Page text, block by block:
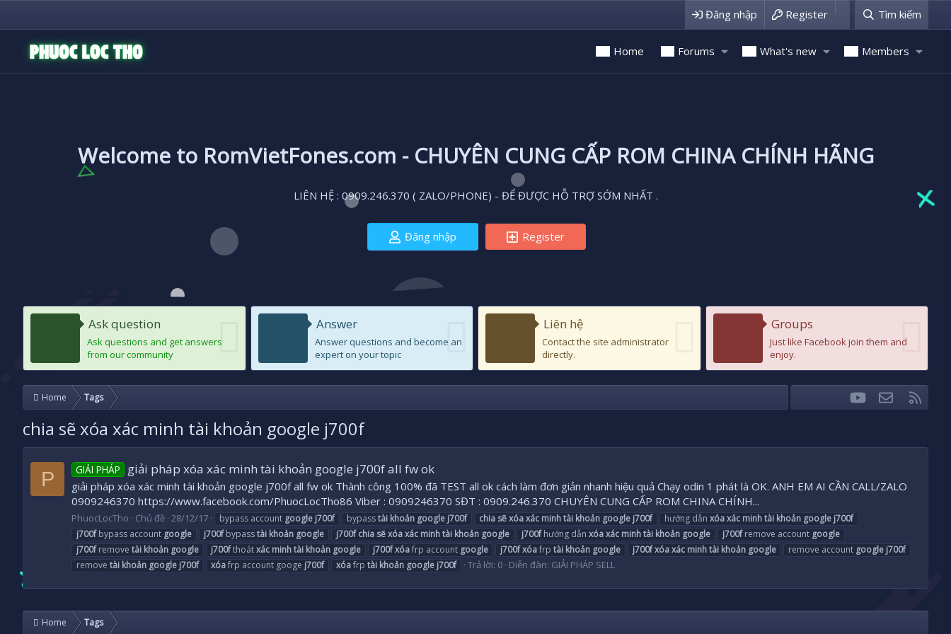
Đăng nhập Register Tìm kiếm
Home Forums What's new Members
Welcome to RomVietFones.com - CHUYÊN CUNG CẤP ROM CHINA CHÍNH HÃNG
LIÊN HỆ : 0909.246.370 ( ZALO/PHONE) - ĐỂ ĐƯỢC HỖ TRỢ SỚM NHẤT .
Đăng nhập Register
Ask question
Ask questions and get answers
from our community
Answer
Answer questions and become an
expert on your topic
Liên hệ
Contact the site administrator
directly.
Groups
Just like Facebook join them and
enjoy.
Home Tags FacebookTwitteryoutubeLiên hệ
chia sẽ xóa xác minh tài khoản google j700f
P GIẢI PHÁP giải pháp xóa xác minh tài khoản google j700f all fw ok
giải pháp xóa xác minh tài khoản google j700f all fw ok Thành công 100% đã TEST all ok cách làm đơn giản nhanh hiệu quả Chạy odin 1 phát là OK. ANH EM AI CẦN CALL/ZALO
0909246370 https://www.facebook.com/PhuocLocTho86 Viber : 0909246370 SĐT : 0909.246.370 CHUYÊN CUNG CẤP ROM CHINA CHÍNH...
PhuocLocTho Chủ đề 28/12/17 bypass account google j700f bypasstài khoản google j700f chia sẽxóaxác minhtài khoản google j700f hướng dẫn xóaxác minhtài khoản google j700f
j700fbypass account google j700fbypasstài khoản google j700f chia sẽxóaxác minhtài khoản google j700fhướng dẫn xóaxác minhtài khoản google j700fremove account google
j700fremove tài khoản google j700fthoátxác minhtài khoản google j700fxóafrp account google j700fxóafrp tài khoản google j700fxóaxác minhtài khoản google remove account google j700f
remove tài khoản google j700f xóafrp account googe j700f xóafrp tài khoản google j700f Trả lời: 0 Diễn đàn: GIẢI PHÁP SELL
Home Tags